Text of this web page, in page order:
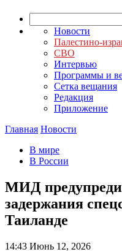
Новости
Палестино-
СВО
Интервью
Программы и
Сетка вещания
Редакция
Приложение
Главная Новости
В мире
В России
МИД
задержания
Таиланде
14:43 Июнь 12, 2026